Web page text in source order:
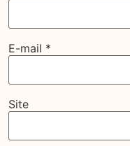
E-mail *
Site